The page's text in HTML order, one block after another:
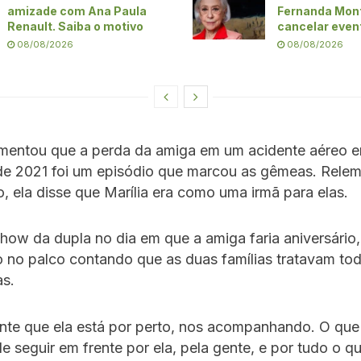
amizade com Ana Paula
Renault. Saiba o motivo
08/08/2026
Fernanda
cancelar
08/08/2026
que a perda da amiga em um acidente aéreo
2021 foi um episódio que marcou as gêmeas.
ela disse que Marília era como uma irmã para elas.
da dupla no dia em que a amiga faria
no palco contando que as duas famílias tratavam
que ela está por perto, nos acompanhando. O
seguir em frente por ela, pela gente, e por tudo o